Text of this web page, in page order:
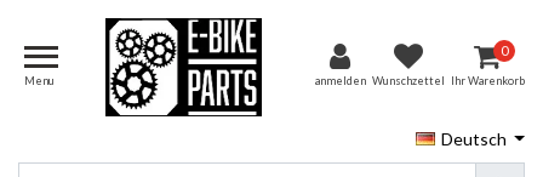
Menu anmelden Wunschzettel
0
Ihr Warenkorb
Deutsch